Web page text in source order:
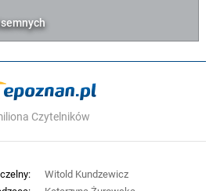
Czytelników
Witold Kundzewicz